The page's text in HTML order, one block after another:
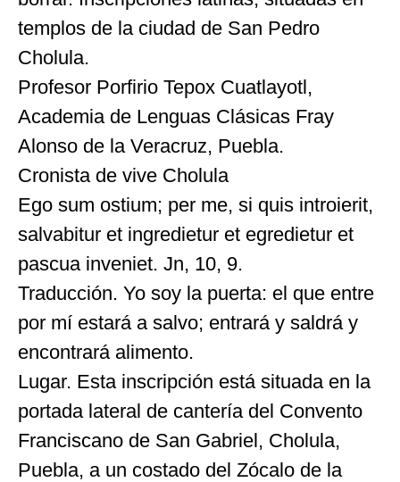
templos de la ciudad de San Pedro
Cholula.
Profesor Porfirio Tepox Cuatlayotl,
Academia de Lenguas Clásicas Fray
Alonso de la Veracruz, Puebla.
Cronista de vive Cholula
Ego sum ostium; per me, si quis introierit,
salvabitur et ingredietur et egredietur et
pascua inveniet. Jn, 10, 9.
Traducción. Yo soy la puerta: el que entre
por mí estará a salvo; entrará y saldrá y
encontrará alimento.
Lugar. Esta inscripción está situada en la
portada lateral de cantería del Convento
Franciscano de San Gabriel, Cholula,
Puebla, a un costado del Zócalo de la